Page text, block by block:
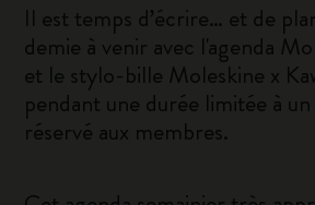
Il est temps d’écrire… et de
demie à venir avec l'agenda
et le stylo-bille Moleskine x
pendant une durée limitée à
réservé aux membres.